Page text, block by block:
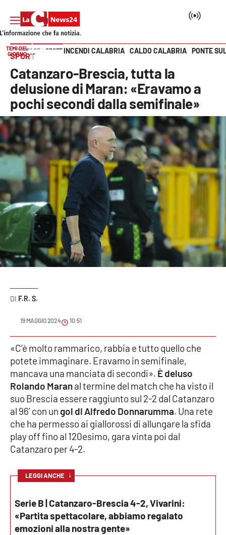
SEZIONI
Cronaca
Politica
Attualità
Economia e lavoro
Italia Mondo
Sanità
Sport
Meteo
Editoriali
VIDEO
Ambiente
Cronaca
Cultura
Economia e Lavoro
Politica
Vai
TEMI DEL
GIORNO
INCENDI CALABRIA CALDO CALABRIA PONTE
HOME PAGE SPORT
SPORT
Catanzaro-Brescia, tutta la
delusione di Maran: «Eravamo a
pochi secondi dalla semifinale»
F.R. S.
19 MAGGIO 2024 10:51
«C’è molto rammarico, rabbia e tutto quello che
potete immaginare. Eravamo in semifinale,
mancava una manciata di secondi». È deluso
Rolando Maranal termine del match che ha visto il
suo Brescia essere raggiunto sul 2-2 dal Catanzaro
al 96’ con un gol di Alfredo Donnarumma. Una rete
che ha permesso ai giallorossi di allungare la sfida
play off fino al 120esimo, gara vinta poi dal
Catanzaro per 4-2.
LEGGI ANCHE ↓
Serie B | Catanzaro-Brescia 4-2, Vivarini:
«Partita spettacolare, abbiamo regalato
emozioni alla nostra gente»